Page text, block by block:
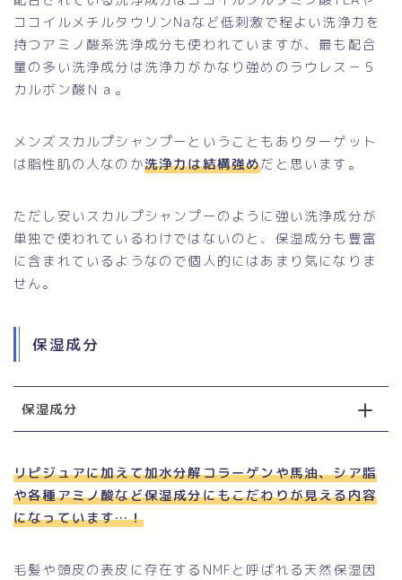
ココイルメチルタウリンNaなど低刺激で程よい洗浄力を
持つアミノ酸系洗浄成分も使われていますが、最も配合
量の多い洗浄成分は洗浄力がかなり強めのラウレス－５
カルボン酸Ｎａ。
メンズスカルプシャンプーということもありターゲット
は脂性肌の人なのか洗浄力は結構強めだと思います。
ただし安いスカルプシャンプーのように強い洗浄成分が
単独で使われているわけではないのと、保湿成分も豊富
に含まれているようなので個人的にはあまり気になりま
せん。
保湿成分
保湿成分
リピジュアに加えて加水分解コラーゲンや馬油、シア脂
や各種アミノ酸など保湿成分にもこだわりが見える内容
になっています…！
毛髪や頭皮の表皮に存在するNMFと呼ばれる天然保湿因